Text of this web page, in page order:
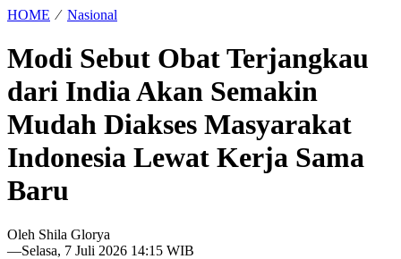
HOME ⁄ Nasional
Modi Sebut Obat Terjangkau
dari India Akan Semakin
Mudah Diakses Masyarakat
Indonesia Lewat Kerja Sama
Baru
Oleh Shila Glorya
—Selasa, 7 Juli 2026 14:15 WIB